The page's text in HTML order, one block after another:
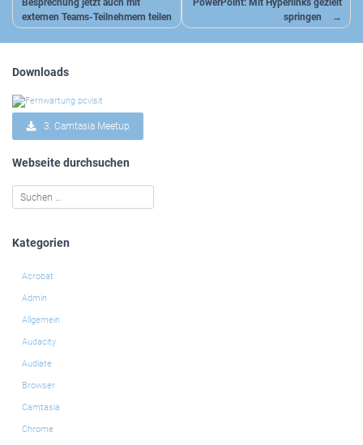
Besprechung jetzt auch mit
externen Teams-Teilnehmern teilen
PowerPoint: Mit Hyperlinks gezielt
springen
Downloads
3. Camtasia Meetup
Webseite durchsuchen
Kategorien
Acrobat
Admin
Allgemein
Audacity
Audiate
Browser
Camtasia
Chrome